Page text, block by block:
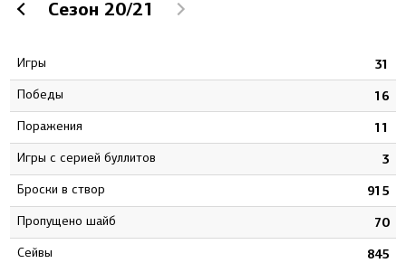
Сезон 20/21
Игры 31
Победы 16
Поражения 11
Игры с серией буллитов 3
Броски в створ 915
Пропущено шайб 70
Сейвы 845